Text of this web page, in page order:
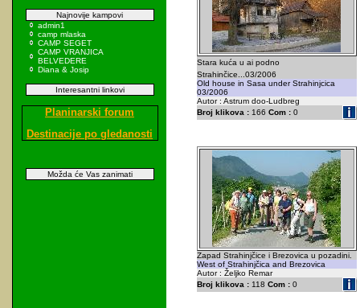
Najnovije kampovi
admin1
camp mlaska
CAMP SEGET
CAMP VRANJICA
BELVEDERE
Diana & Josip
Interesantni linkovi
Planinarski forum
Destinacije po gledanosti
Možda će Vas zanimati
Stara kuća u ai podno
Strahinčice...03/2006
Old house in Sasa under Strahinjcica
03/2006
Autor : Astrum doo-Ludbreg
Broj klikova :166 Com :0
Zapad Strahinjčice i Brezovica u pozadini.
West of Strahinjčica and Brezovica
Autor : Željko Remar
Broj klikova :118 Com :0